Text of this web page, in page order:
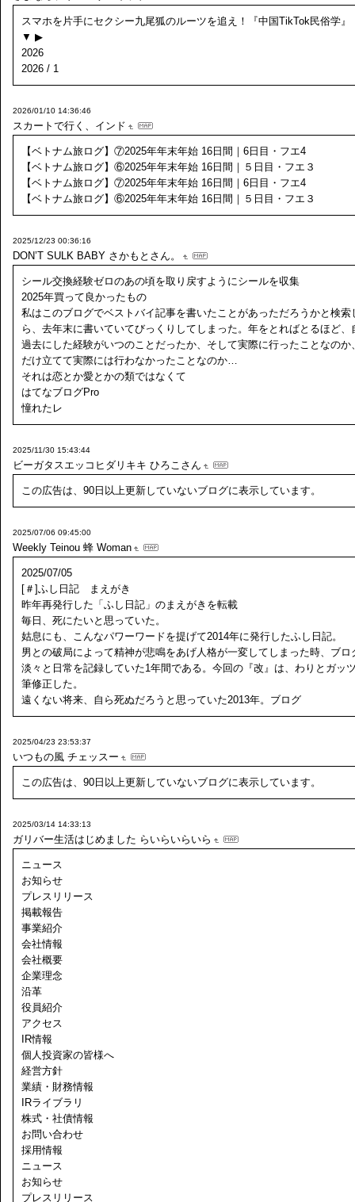
スマホを片手にセクシー九尾狐のルーツを追え！『中国TikTok民俗学』
▼ ▶
2026
2026 / 1
2026/01/10 14:36:46
スカートで行く、インド
【ベトナム旅ログ】⑦2025年年末年始 16日間｜6日目・フエ4
【ベトナム旅ログ】⑥2025年年末年始 16日間｜５日目・フエ３
【ベトナム旅ログ】⑦2025年年末年始 16日間｜6日目・フエ4
【ベトナム旅ログ】⑥2025年年末年始 16日間｜５日目・フエ３
2025/12/23 00:36:16
DON’T SULK BABY さかもとさん。
シール交換経験ゼロのあの頃を取り戻すようにシールを収集
2025年買って良かったもの
私はこのブログでベストバイ記事を書いたことがあっただろうかと検索
ら、去年末に書いていてびっくりしてしまった。年をとればとるほど、
過去にした経験がいつのことだったか、そして実際に行ったことなのか
だけ立てて実際には行わなかったことなのか…
それは恋とか愛とかの類ではなくて
はてなブログPro
憧れたレ
2025/11/30 15:43:44
ビーガタスエッコヒダリキキ ひろこさん
この広告は、90日以上更新していないブログに表示しています。
2025/07/06 09:45:00
Weekly Teinou 蜂 Woman
2025/07/05
[＃]ふし日記 まえがき
昨年再発行した「ふし日記」のまえがきを転載
毎日、死にたいと思っていた。
姑息にも、こんなパワーワードを提げて2014年に発行したふし日記。
男との破局によって精神が悲鳴をあげ人格が一変してしまった時、ブロ
淡々と日常を記録していた1年間である。今回の『改』は、わりとガッ
筆修正した。
遠くない将来、自ら死ぬだろうと思っていた2013年。ブログ
2025/04/23 23:53:37
いつもの風 チェッスー
この広告は、90日以上更新していないブログに表示しています。
2025/03/14 14:33:13
ガリバー生活はじめました らいらいらいら
ニュース
お知らせ
プレスリリース
掲載報告
事業紹介
会社情報
会社概要
企業理念
沿革
役員紹介
アクセス
IR情報
個人投資家の皆様へ
経営方針
業績・財務情報
IRライブラリ
株式・社債情報
お問い合わせ
採用情報
ニュース
お知らせ
プレスリリース